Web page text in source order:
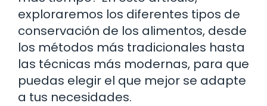
exploraremos los diferentes tipos de
conservación de los alimentos, desde
los métodos más tradicionales hasta
las técnicas más modernas, para que
puedas elegir el que mejor se adapte
a tus necesidades.